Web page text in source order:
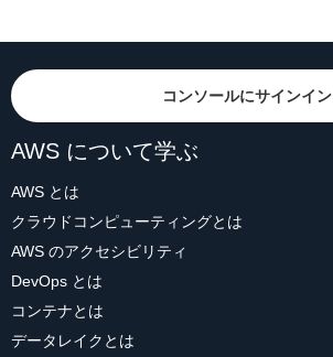
コンソールにサインイン
AWS について学ぶ
AWS とは
クラウドコンピューティングとは
AWS のアクセシビリティ
DevOps とは
コンテナとは
データレイクとは